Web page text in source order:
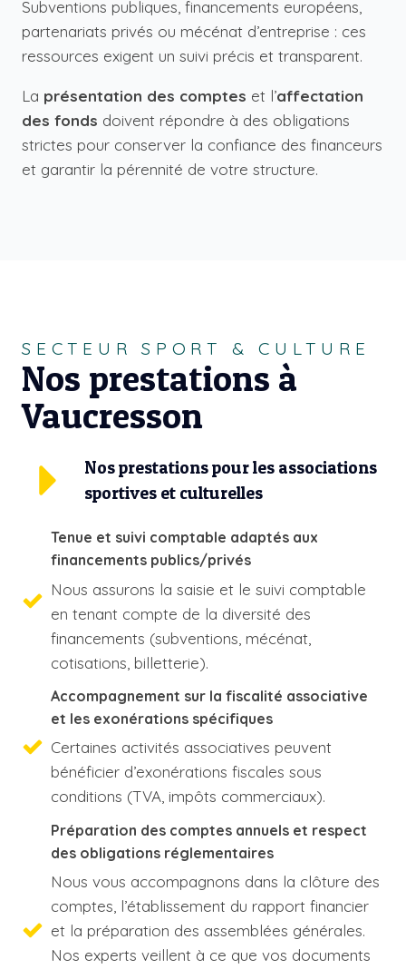
Subventions publiques, financements européens,
partenariats privés ou mécénat d’entreprise : ces
ressources exigent un suivi précis et transparent.
La présentation des comptes et l’affectation
des fonds doivent répondre à des obligations
strictes pour conserver la confiance des financeurs
et garantir la pérennité de votre structure.
SECTEUR SPORT & CULTURE
Nos prestations à
Vaucresson
Nos prestations pour les associations
sportives et culturelles
Tenue et suivi comptable adaptés aux
financements publics/privés
Nous assurons la saisie et le suivi comptable
en tenant compte de la diversité des
financements (subventions, mécénat,
cotisations, billetterie).
Accompagnement sur la fiscalité associative
et les exonérations spécifiques
Certaines activités associatives peuvent
bénéficier d’exonérations fiscales sous
conditions (TVA, impôts commerciaux).
Préparation des comptes annuels et respect
des obligations réglementaires
Nous vous accompagnons dans la clôture des
comptes, l’établissement du rapport financier
et la préparation des assemblées générales.
Nos experts veillent à ce que vos documents